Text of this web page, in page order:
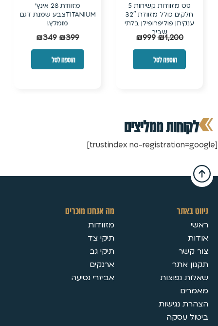
מזוודת 28 אינץ’
TITANIUMצבע שמנת דגם
מומלץ!
₪399
₪349
הוספה לסל
מזוודת טרולי קשיחה בלתי
שבירה עם ביוטי קייס תואם
₪249
₪190
הוספה לסל
מה אנחנו מוכרים
מזוודות
תיקי צד
תיקי גב
ארנקים
אביזרי נסיעה